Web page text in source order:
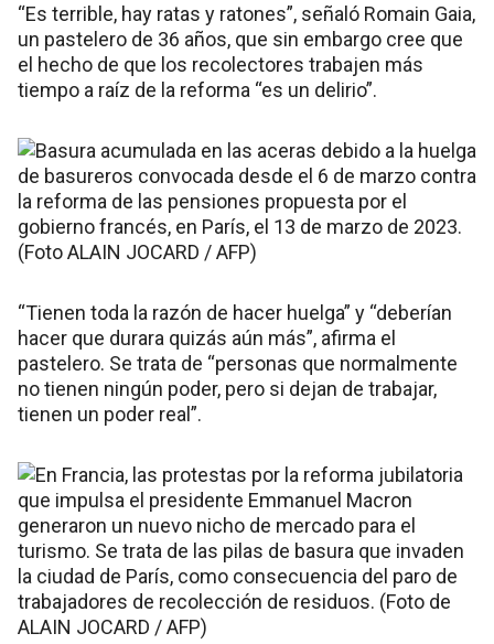
“Es terrible, hay ratas y ratones”, señaló Romain Gaia,
un pastelero de 36 años, que sin embargo cree que
el hecho de que los recolectores trabajen más
tiempo a raíz de la reforma “es un delirio”.
“Tienen toda la razón de hacer huelga” y “deberían
hacer que durara quizás aún más”, afirma el
pastelero. Se trata de “personas que normalmente
no tienen ningún poder, pero si dejan de trabajar,
tienen un poder real”.